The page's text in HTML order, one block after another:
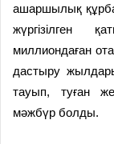
ашаршылық
жүргізілген
миллиондаған
дастыру
тауып, туған
мәжбүр болды.